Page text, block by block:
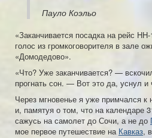
Пауло Коэльо
«Заканчивается посадка на рейс
голос из громкоговорителя в зале
«Домодедово».
«Что? Уже заканчивается? —
прогнать сон. — Вот это да, уснул и
Через мгновенье я уже примчался
и, памятуя о том, что на календаре
сажусь на самолет до Сочи, а не до
мое первое путешествие на Кавказ,